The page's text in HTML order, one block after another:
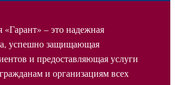
– это надежная
успешно защищающая
и предоставляющая услуги
и организациям всех